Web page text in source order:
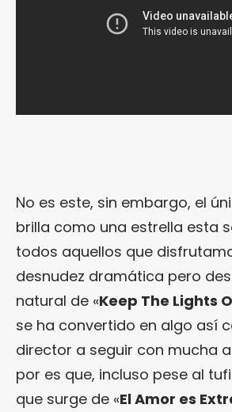
No es este, sin embargo, el
brilla como una estrella esta
todos aquellos que
desnudez dramática pero
natural de «Keep The Lights
se ha convertido en algo así
director a seguir con mucha
por es que, incluso pese al
que surge de «El Amor es